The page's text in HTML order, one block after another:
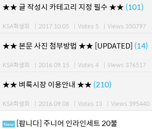
★★ 글 작성시 카테고리 지정 필수 ★★ (101)
KSA학생회 | 2017.10.05 | Votes 5 | Views 350797
★★ 본문 사진 첨부방법 ★★ [UPDATED] (14)
KSA학생회 | 2016.09.15 | Votes 4 | Views 376517
★★ 벼룩시장 이용안내 ★★ (210)
KSA학생회 | 2016.09.08 | Votes 13 | Views 395440
New [팝니다] 주니어 인라인세트 20불